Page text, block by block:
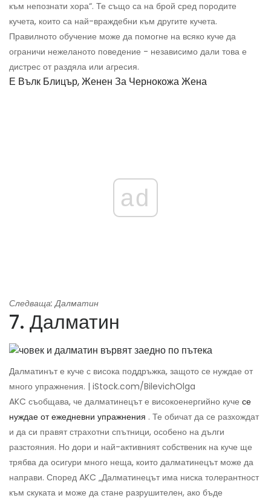
към непознати хора“. Те също са на брой сред породите
кучета, които са най-враждебни към другите кучета.
Правилното обучение може да помогне на всяко куче да
ограничи нежеланото поведение - независимо дали това е
дистрес от раздяла или агресия.
Е Вълк Блицър, Женен За Чернокожа Жена
ad
Следваща: Далматин
7. Далматин
Далматинът е куче с висока поддръжка, защото се нуждае от
много упражнения. | iStock.com/BilevichOlga
AKC съобщава, че далматинецът е високоенергийно куче се
нуждае от ежедневни упражнения . Те обичат да се разхождат
и да си правят страхотни спътници, особено на дълги
разстояния. Но дори и най-активният собственик на куче ще
трябва да осигури много неща, които далматинецът може да
направи. Според AKC „Далматинецът има ниска толерантност
към скуката и може да стане разрушителен, ако бъде